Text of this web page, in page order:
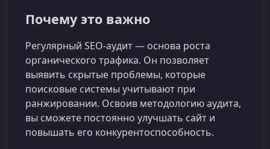
Почему это важно
Регулярный SEO-аудит — основа роста
органического трафика. Он позволяет
выявить скрытые проблемы, которые
поисковые системы учитывают при
ранжировании. Освоив методологию аудита,
вы сможете постоянно улучшать сайт и
повышать его конкурентоспособность.